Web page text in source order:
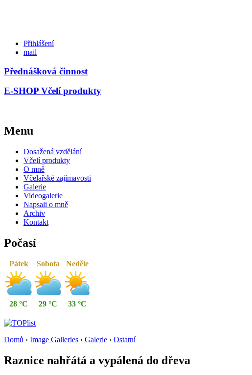
Přihlášení
mail
Přednášková činnost
E-SHOP Včelí produkty
Menu
Dosažená vzdělání
Včelí produkty
O mně
Včelařské zajímavosti
Galerie
Videogalerie
Napsali o mně
Archiv
Kontakt
Počasí
Pátek
28 °C
Sobota
29 °C
Neděle
33 °C
Domů › Image Galleries › Galerie › Ostatní
Raznice nahřátá a vypálená do dřeva